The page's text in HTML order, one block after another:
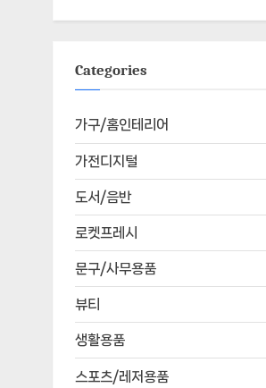
Categories
가구/홈인테리어
가전디지털
도서/음반
로켓프레시
문구/사무용품
뷰티
생활용품
스포츠/레저용품